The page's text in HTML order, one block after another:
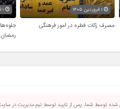
۱ فروردین ۱۴۰۵
مصرف زکات فطره در امور فرهنگی
شده توسط شما، پس از تایید توسط تیم مدیریت در